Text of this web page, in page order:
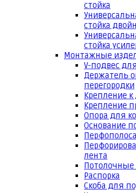
стойка
стойка
стойка
Монтажные
V-подвес
Держатель
перегородки
Крепление к
Крепление
Опора для
Основание
Перфополоса
лента
Потолочные
Распорка
Скоба для